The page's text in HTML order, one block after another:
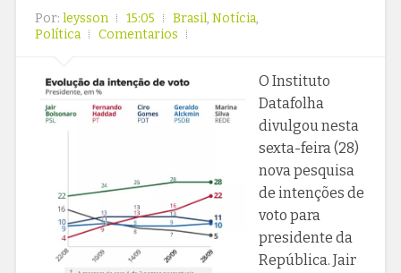
Por: leysson 15:05 Brasil, Notícia,
Política
Comentarios
O Instituto
Datafolha
divulgou nesta
sexta-feira (28)
nova pesquisa
de intenções de
voto para
presidente da
República. Jair